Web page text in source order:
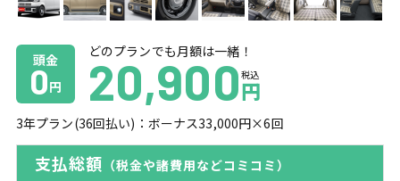
頭金
0円
どのプランでも月額は一緒！
20,900 税込
円
3年プラン(36回払い)：ボーナス33,000円×6回
支払総額 （税金や諸費用などコミコミ）